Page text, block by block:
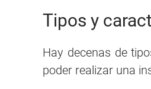
Tipos y
Hay decenas de
poder realizar una